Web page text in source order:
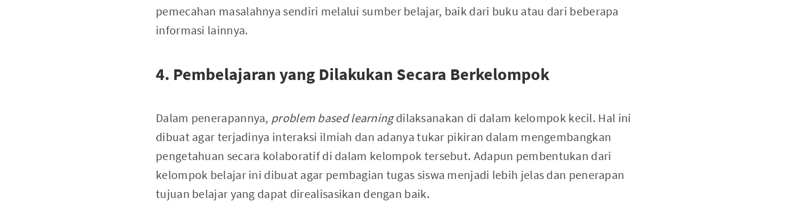
pemecahan masalahnya sendiri melalui sumber belajar, baik dari buku atau dari beberapa
informasi lainnya.
4. Pembelajaran yang Dilakukan Secara Berkelompok
Dalam penerapannya, problem based learningdilaksanakan di dalam kelompok kecil. Hal ini
dibuat agar terjadinya interaksi ilmiah dan adanya tukar pikiran dalam mengembangkan
pengetahuan secara kolaboratif di dalam kelompok tersebut. Adapun pembentukan dari
kelompok belajar ini dibuat agar pembagian tugas siswa menjadi lebih jelas dan penerapan
tujuan belajar yang dapat direalisasikan dengan baik.